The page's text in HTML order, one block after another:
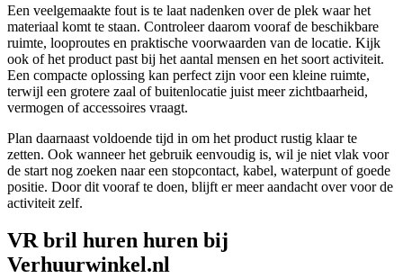
Een veelgemaakte fout is te laat nadenken over de plek waar het
materiaal komt te staan. Controleer daarom vooraf de beschikbare
ruimte, looproutes en praktische voorwaarden van de locatie. Kijk
ook of het product past bij het aantal mensen en het soort activiteit.
Een compacte oplossing kan perfect zijn voor een kleine ruimte,
terwijl een grotere zaal of buitenlocatie juist meer zichtbaarheid,
vermogen of accessoires vraagt.
Plan daarnaast voldoende tijd in om het product rustig klaar te
zetten. Ook wanneer het gebruik eenvoudig is, wil je niet vlak voor
de start nog zoeken naar een stopcontact, kabel, waterpunt of goede
positie. Door dit vooraf te doen, blijft er meer aandacht over voor de
activiteit zelf.
VR bril huren huren bij
Verhuurwinkel.nl